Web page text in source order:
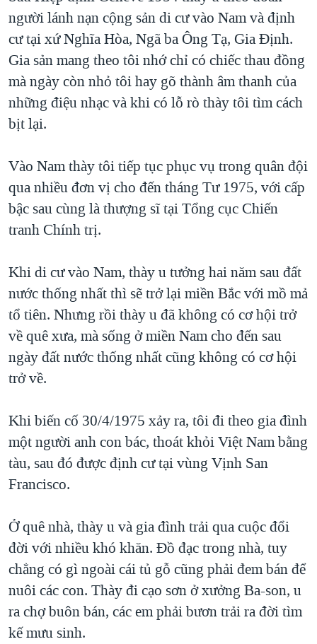
người lánh nạn cộng sản di cư vào Nam và định
cư tại xứ Nghĩa Hòa, Ngã ba Ông Tạ, Gia Định.
Gia sản mang theo tôi nhớ chỉ có chiếc thau đồng
mà ngày còn nhỏ tôi hay gõ thành âm thanh của
những điệu nhạc và khi có lỗ rò thày tôi tìm cách
bịt lại.
Vào Nam thày tôi tiếp tục phục vụ trong quân đội
qua nhiều đơn vị cho đến tháng Tư 1975, với cấp
bậc sau cùng là thượng sĩ tại Tổng cục Chiến
tranh Chính trị.
Khi di cư vào Nam, thày u tưởng hai năm sau đất
nước thống nhất thì sẽ trở lại miền Bắc với mồ mả
tổ tiên. Nhưng rồi thày u đã không có cơ hội trở
về quê xưa, mà sống ở miền Nam cho đến sau
ngày đất nước thống nhất cũng không có cơ hội
trở về.
Khi biến cố 30/4/1975 xảy ra, tôi đi theo gia đình
một người anh con bác, thoát khỏi Việt Nam bằng
tàu, sau đó được định cư tại vùng Vịnh San
Francisco.
Ở quê nhà, thày u và gia đình trải qua cuộc đổi
đời với nhiều khó khăn. Đồ đạc trong nhà, tuy
chẳng có gì ngoài cái tủ gỗ cũng phải đem bán để
nuôi các con. Thày đi cạo sơn ở xưởng Ba-son, u
ra chợ buôn bán, các em phải bươn trải ra đời tìm
kế mưu sinh.